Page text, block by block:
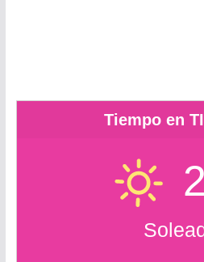
Tiempo en